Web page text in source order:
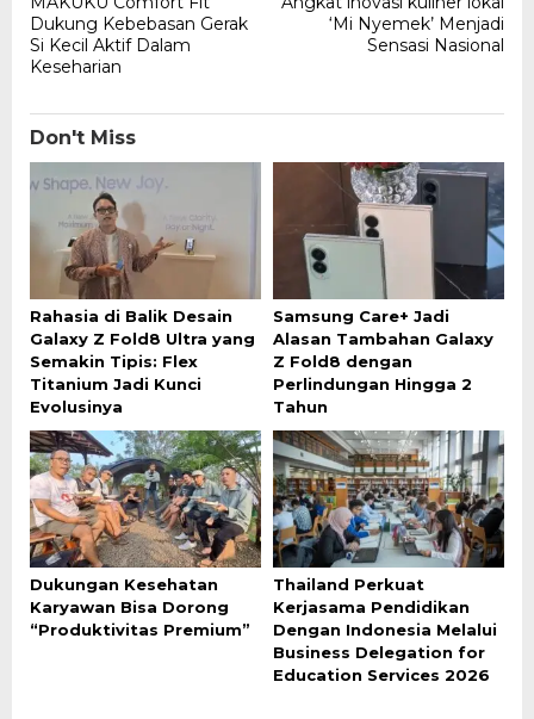
navigation
Dukung Kebebasan Gerak
Si Kecil Aktif Dalam
Keseharian
‘Mi Nyemek’ Menjadi
Sensasi Nasional
Don't Miss
Rahasia di Balik Desain
Galaxy Z Fold8 Ultra yang
Semakin Tipis: Flex
Titanium Jadi Kunci
Evolusinya
Samsung Care+ Jadi
Alasan Tambahan Galaxy
Z Fold8 dengan
Perlindungan Hingga 2
Tahun
Dukungan Kesehatan
Karyawan Bisa Dorong
“Produktivitas Premium”
Thailand Perkuat
Kerjasama Pendidikan
Dengan Indonesia Melalui
Business Delegation for
Education Services 2026